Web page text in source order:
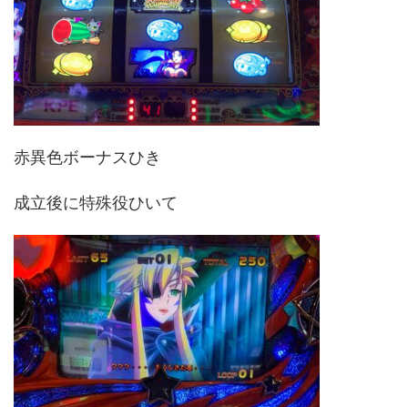
赤異色ボーナスひき
成立後に特殊役ひいて